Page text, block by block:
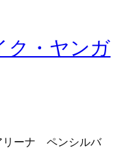
ク・ヤンガ
リーナ ペンシルバ